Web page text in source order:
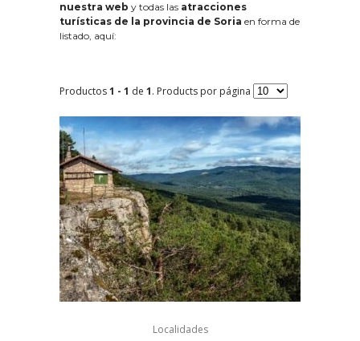
nuestra web y todas las atracciones
turísticas de la provincia de Soria en forma de
listado, aquí:
Productos1 - 1 de 1. Products por página
Localidades